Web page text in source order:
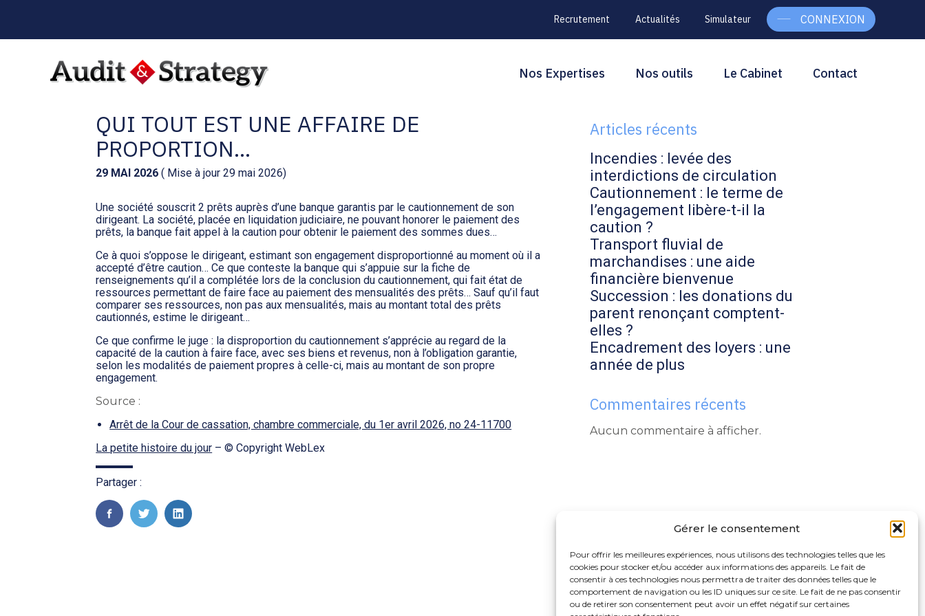
Gérer le consentement
Pour offrir les meilleures expériences, nous utilisons des technologies telles que les
cookies pour stocker et/ou accéder aux informations des appareils. Le fait de
consentir à ces technologies nous permettra de traiter des données telles que le
comportement de navigation ou les ID uniques sur ce site. Le fait de ne pas consentir
ou de retirer son consentement peut avoir un effet négatif sur certaines
sub-
header
Recrutement Actualités Simulateur CONNEXION
Aller
Principal
Nos Expertises Nos outils Le Cabinet Contact
QUI TOUT EST UNE AFFAIRE DE
PROPORTION…
29 MAI 2026 ( Mise à jour 29 mai 2026)
Une société souscrit 2 prêts auprès d’une banque garantis par le cautionnement de son
dirigeant. La société, placée en liquidation judiciaire, ne pouvant honorer le paiement des
prêts, la banque fait appel à la caution pour obtenir le paiement des sommes dues…
Ce à quoi s’oppose le dirigeant, estimant son engagement disproportionné au moment où il a
accepté d’être caution… Ce que conteste la banque qui s’appuie sur la fiche de
renseignements qu’il a complétée lors de la conclusion du cautionnement, qui fait état de
ressources permettant de faire face au paiement des mensualités des prêts… Sauf qu’il faut
comparer ses ressources, non pas aux mensualités, mais au montant total des prêts
cautionnés, estime le dirigeant…
Ce que confirme le juge : la disproportion du cautionnement s’apprécie au regard de la
capacité de la caution à faire face, avec ses biens et revenus, non à l’obligation garantie,
selon les modalités de paiement propres à celle-ci, mais au montant de son propre
engagement.
Source :
Arrêt de la Cour de cassation, chambre commerciale, du 1er avril 2026, no 24-11700
La petite histoire du jour – © Copyright WebLex
Partager :
FaceBook
TwitterLinkedIn
Blog
Rechercher
Articles récents
Incendies : levée des
interdictions de circulation
Cautionnement : le terme de
l’engagement libère-t-il la
caution ?
Transport fluvial de
marchandises : une aide
financière bienvenue
Succession : les donations du
parent renonçant comptent-
elles ?
Encadrement des loyers : une
année de plus
Commentaires récents
Aucun commentaire à afficher.